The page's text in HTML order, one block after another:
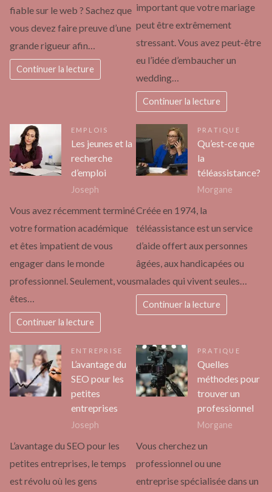
fiable sur le web ? Sachez que
vous devez faire preuve d’une
grande rigueur afin…
Continuer la lecture
important que votre mariage
peut être extrêmement
stressant. Vous avez peut-être
eu l’idée d’embaucher un
wedding…
Continuer la lecture
EMPLOIS
Les jeunes et la
recherche
d’emploi
Joseph
Vous avez récemment terminé
votre formation académique
et êtes impatient de vous
engager dans le monde
professionnel. Seulement, vous
êtes…
Continuer la lecture
PRATIQUE
Qu’est-ce que
la
téléassistance?
Morgane
Créée en 1974, la
téléassistance est un service
d’aide offert aux personnes
âgées, aux handicapées ou
malades qui vivent seules…
Continuer la lecture
ENTREPRISE
L’avantage du
SEO pour les
petites
entreprises
Joseph
L’avantage du SEO pour les
petites entreprises, le temps
est révolu où les gens
PRATIQUE
Quelles
méthodes pour
trouver un
professionnel
Morgane
Vous cherchez un
professionnel ou une
entreprise spécialisée dans un